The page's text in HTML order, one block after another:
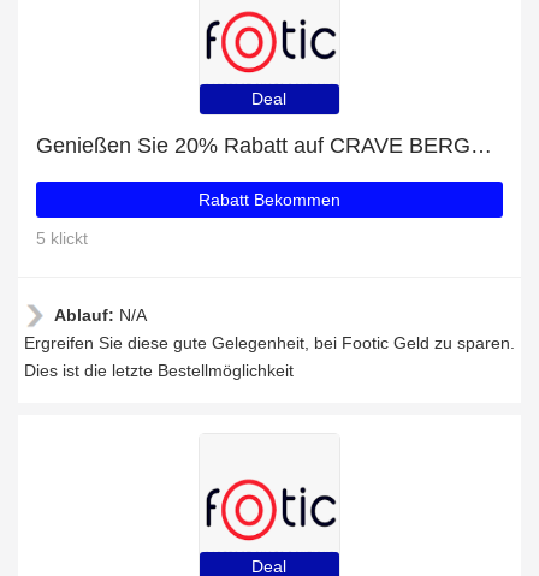
Deal
Genießen Sie 20% Rabatt auf CRAVE BERGEN DARK BLUE BARFUSSSTIEFELETTEN AD
Rabatt Bekommen
5 klickt
Ablauf: N/A
Ergreifen Sie diese gute Gelegenheit, bei Footic Geld zu sparen.
Dies ist die letzte Bestellmöglichkeit
Deal